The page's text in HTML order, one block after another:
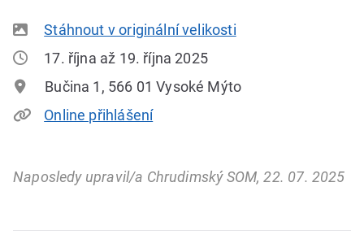
Stáhnout v originální velikosti
17. října až 19. října 2025
Bučina 1, 566 01 Vysoké Mýto
Online přihlášení
Naposledy upravil/a Chrudimský SOM, 22. 07. 2025